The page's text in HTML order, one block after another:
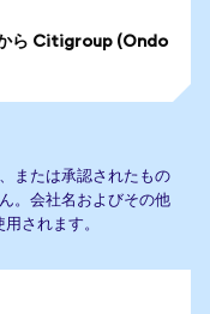
ら Citigroup (Ondo
または承認されたもの
。会社名およびその他
されます。